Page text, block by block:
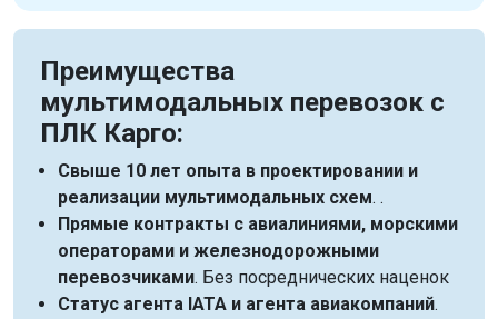
Преимущества
мультимодальных перевозок с
ПЛК Карго:
Свыше 10 лет опыта в проектировании и
реализации мультимодальных схем. .
Прямые контракты с авиалиниями, морскими
операторами и железнодорожными
перевозчиками. Без посреднических наценок
Статус агента IATA и агента авиакомпаний.